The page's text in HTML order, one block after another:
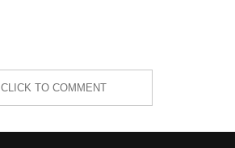
CLICK TO COMMENT